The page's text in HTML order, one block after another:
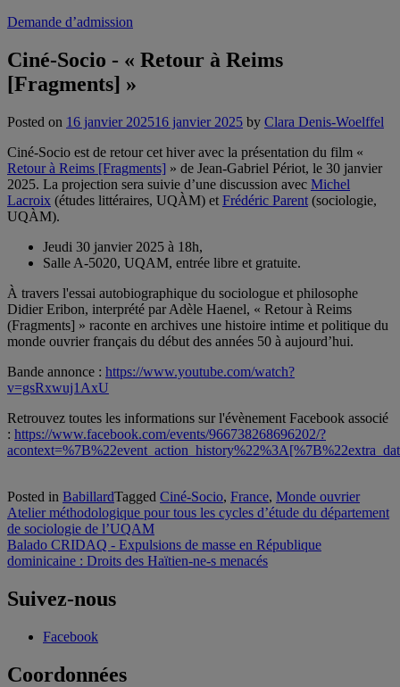
Demande d’admission
Ciné-Socio - « Retour à Reims
[Fragments] »
Posted on 16 janvier 202516 janvier 2025 by Clara Denis-Woelffel
Ciné-Socio est de retour cet hiver avec la présentation du film «
Retour à Reims [Fragments] » de Jean-Gabriel Périot, le 30 janvier
2025. La projection sera suivie d’une discussion avec Michel
Lacroix (études littéraires, UQÀM) et Frédéric Parent (sociologie,
UQÀM).
Jeudi 30 janvier 2025 à 18h,
Salle A-5020, UQAM, entrée libre et gratuite.
À travers l'essai autobiographique du sociologue et philosophe
Didier Eribon, interprété par Adèle Haenel, « Retour à Reims
(Fragments] » raconte en archives une histoire intime et politique du
monde ouvrier français du début des années 50 à aujourd’hui.
Bande annonce : https://www.youtube.com/watch?
v=gsRxwuj1AxU
Retrouvez toutes les informations sur l'évènement Facebook associé
: https://www.facebook.com/events/966738268696202/?
Posted in BabillardTagged Ciné-Socio, France, Monde ouvrier
Navigation
de
l'article
Atelier méthodologique pour tous les cycles d’étude du département
de sociologie de l’UQAM
Balado CRIDAQ - Expulsions de masse en République
dominicaine : Droits des Haïtien-ne-s menacés
Suivez-nous
Facebook
Coordonnées